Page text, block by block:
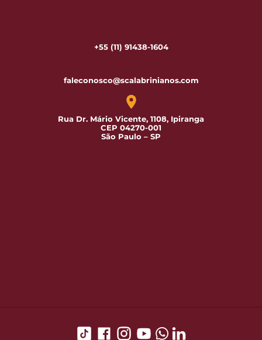
+55 (11) 91438-1604
faleconosco@scalabrinianos.com
Rua Dr. Mário Vicente, 1108, Ipiranga
CEP 04270-001
São Paulo – SP